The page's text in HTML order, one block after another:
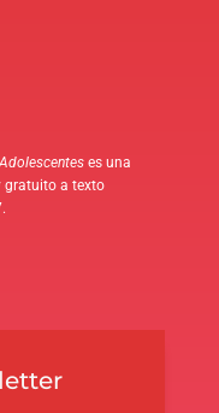
es una
gratuito a texto